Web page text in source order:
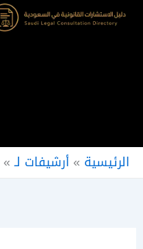
تخطي
الرئيسية »أرشيفات لـ»